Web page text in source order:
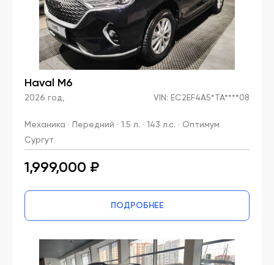
Haval M6
2026 год, VIN: EC2EF4A5*TA****08
Механика · Передний · 1.5 л. · 143 л.с. · Оптимум
Сургут
1,999,000 ₽
ПОДРОБНЕЕ